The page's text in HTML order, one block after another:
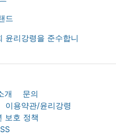
개
문의
이용약관/윤리강령
보호 정책